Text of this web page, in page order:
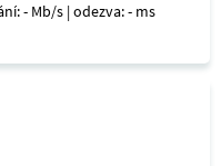
- Mb/s | odezva: - ms